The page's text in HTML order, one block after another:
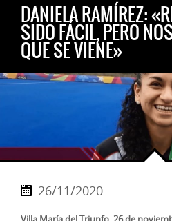
DANIELA RAMÍREZ:
SIDO FÁCIL, PERO
QUE SE VIENE»
26/11/2020